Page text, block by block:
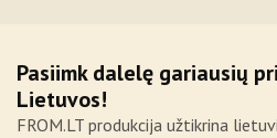
Pasiimk dalelę gariausių
Lietuvos!
FROM.LT produkcija užtikrina